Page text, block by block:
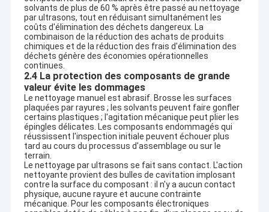
Décapant ultrasonique des véhicules à moteur
Machine ultrasonique de nettoyage de bijoux
Décapant ultrasonique dentaire
Décapant ultrasonique de l'électronique
Décapant ultrasonique de moteur
Décapant ultrasonique médical
Décapant ultrasonique de laboratoire
Machine de nettoyage ultrasonique
solvants de plus de 60 % après être passé au nettoyage
par ultrasons, tout en réduisant simultanément les
coûts d'élimination des déchets dangereux. La
combinaison de la réduction des achats de produits
chimiques et de la réduction des frais d'élimination des
déchets génère des économies opérationnelles
continues.
2.4 La protection des composants de grande
valeur évite les dommages
Le nettoyage manuel est abrasif. Brosse les surfaces
plaquées par rayures ; les solvants peuvent faire gonfler
certains plastiques ; l'agitation mécanique peut plier les
épingles délicates. Les composants endommagés qui
réussissent l'inspection initiale peuvent échouer plus
tard au cours du processus d'assemblage ou sur le
terrain.
Le nettoyage par ultrasons se fait sans contact. L'action
nettoyante provient des bulles de cavitation implosant
contre la surface du composant : il n'y a aucun contact
physique, aucune rayure et aucune contrainte
mécanique. Pour les composants électroniques
professionnel et un service après-vente, vous aidant à établir
une coopération gagnant-gagnant à long terme avec vos
clients.
Pour les utilisateurs finaux
Nous fournissons des systèmes de nettoyage par ultrasons
fiables et performants ainsi que des solutions de nettoyage
professionnelles pour vous assurer d'obtenir les meilleurs
résultats de nettoyage et une efficacité maximale de nos
équipements.Notre équipe d'ingénieurs vous accompagne tout
au long du processus, de la sélection du modèle à l'exploitation
pratique..
Les industries dans lesquelles nous travaillons
Nous avons acquis une solide notoriété auprès des clients dans
divers secteurs, notamment:
Automobile, fabrication de moules, aérospatiale, électronique,
armes à feu, médicale, applications de laboratoire, et bien
d'autres.
Toujours là pour toi
Nous sommes disponibles 24h/24 et 7j/7 et prêts à répondre à